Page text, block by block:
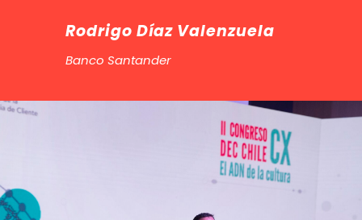
Rodrigo Díaz Valenzuela
Banco Santander